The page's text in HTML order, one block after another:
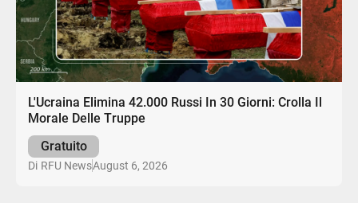
L'Ucraina Elimina 42.000 Russi In 30 Giorni: Crolla Il
Morale Delle Truppe
Gratuito
Di RFU NewsAugust 6, 2026